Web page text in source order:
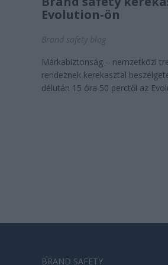
Evolution-ön
Brand safety blog
Márkabiztonság – nemzetközi
rendeznek kerekasztal
délután 15 óra 50 perctől az
BRAND SAFETY